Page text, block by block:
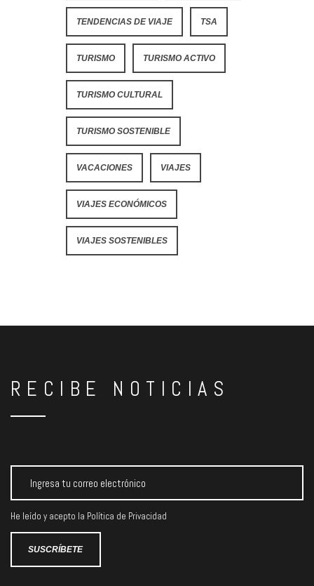
TENDENCIAS DE VIAJE TSA
TURISMO TURISMO ACTIVO
TURISMO CULTURAL
TURISMO SOSTENIBLE
VACACIONES VIAJES
VIAJES ECONÓMICOS
VIAJES SOSTENIBLES
RECIBE NOTICIAS
He leído y acepto la Política de Privacidad